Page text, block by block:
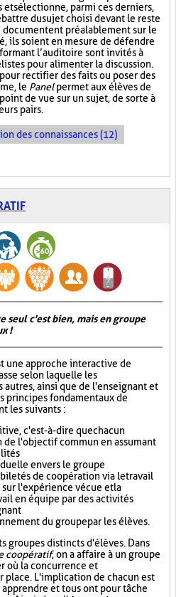
et sélectionne, parmi ces derniers,
du sujet choisi devant le reste
documentent préalablement sur le
ils soient en mesure de défendre
l’auditoire sont invités à
pour alimenter la discussion.
rectifier des faits ou poser des
le Panelpermet aux élèves de
de vue sur un sujet, de sorte à
pairs.
des connaissances (12)
seul c'est bien, mais en groupe
!
une approche interactive de
selon laquelle les
autres, ainsi que de l'enseignant et
principes fondamentaux de
les suivants :
c'est-à-dire que chacun
de l'objectif commun en assumant
envers le groupe
de coopération via le travail
l'expérience vécue et la
en équipe par des activités
du groupe par les élèves.
groupes distincts d'élèves. Dans
coopératif, on a affaire à un groupe
où la concurrence et
place. L'implication de chacun est
et tous ont pour tâche